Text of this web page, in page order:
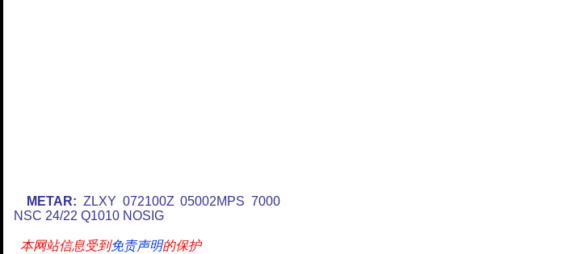
METAR: ZLXY 072100Z 05002MPS 7000
NSC 24/22 Q1010 NOSIG
本网站信息受到免责声明的保护